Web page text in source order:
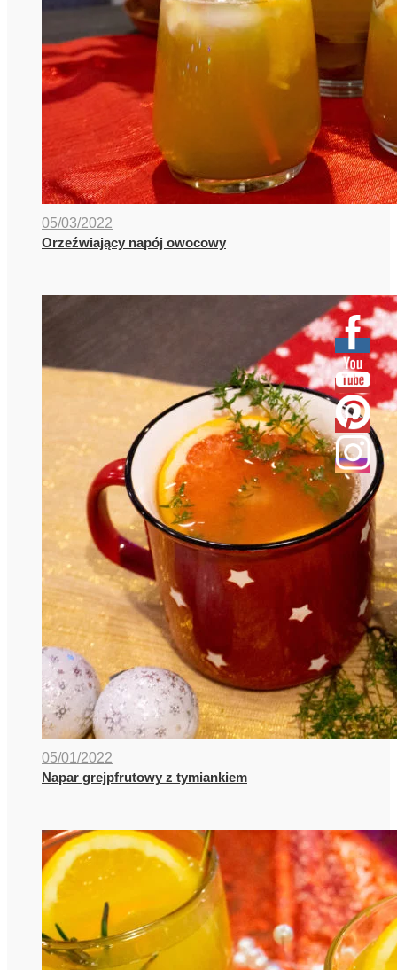
05/03/2022
Orzeźwiający napój owocowy
05/01/2022
Napar grejpfrutowy z tymiankiem